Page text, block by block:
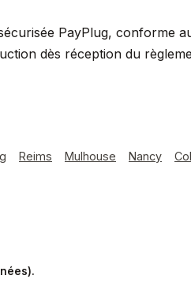
PayPlug, conforme
dès réception du
Reims Mulhouse Nancy